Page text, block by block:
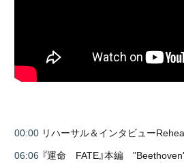
00:00 リハーサル＆インタビュー
06:06 『運命 FATE』本編